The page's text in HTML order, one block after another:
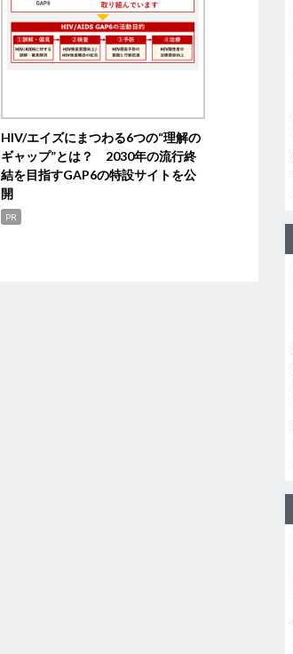
HIV/エイズにまつわる6つの“理解の
ギャップ”とは？ 2030年の流行終
結を目指すGAP6の特設サイトを公
開
PR